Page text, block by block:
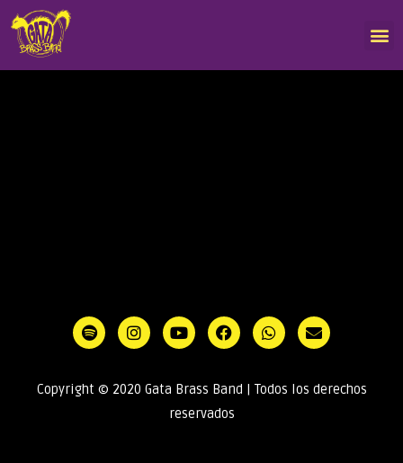
Copyright © 2020 Gata Brass Band | Todos los derechos
reservados